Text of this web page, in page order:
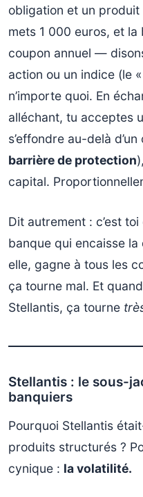
obligation et un
mets 1 000 euros, et
coupon annuel —
action ou un indice (le
n’importe quoi. En
alléchant, tu acceptes
s’effondre au-delà
barrière de protection
capital.
Dit autrement : c’est
banque qui encaisse
elle, gagne à tous les
ça tourne mal. Et
Stellantis, ça tourne
Stellantis : le sous-
banquiers
Pourquoi Stellantis
produits structurés ?
cynique : la volatilité.